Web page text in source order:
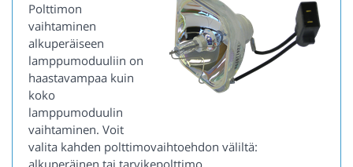
Polttimon
vaihtaminen
alkuperäiseen
lamppumoduuliin on
haastavampaa kuin
koko
lamppumoduulin
vaihtaminen. Voit
valita kahden polttimovaihtoehdon väliltä: